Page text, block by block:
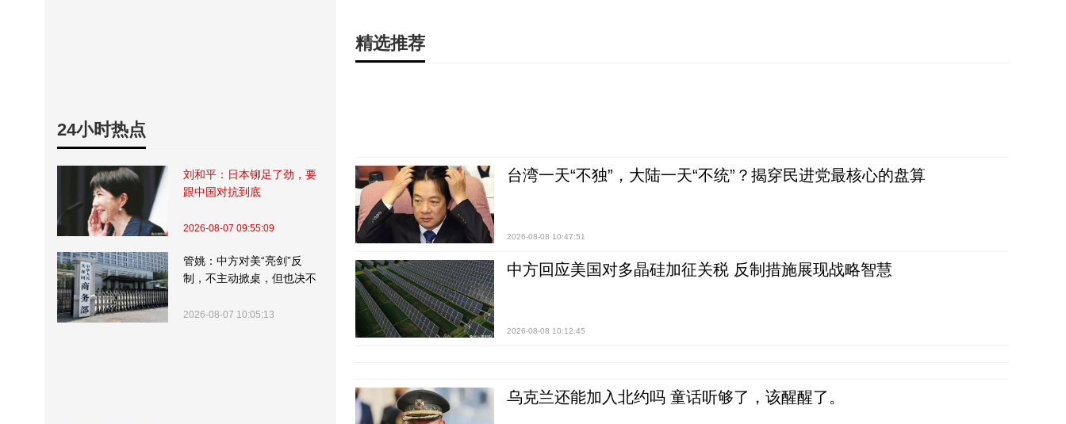
24小时热点
刘和平：日本铆足了劲，要
跟中国对抗到底
2026-08-07 09:55:09
管姚：中方对美“亮剑”反
制，不主动掀桌，但也决不
2026-08-07 10:05:13
精选推荐
台湾一天“不独”，大陆一天“不统”？揭穿民进党最核心的盘算
2026-08-08 10:47:51
中方回应美国对多晶硅加征关税 反制措施展现战略智慧
2026-08-08 10:12:45
乌克兰还能加入北约吗 童话听够了，该醒醒了。